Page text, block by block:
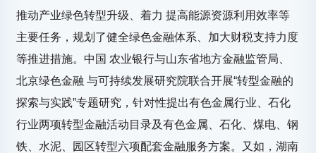
推动产业绿色转型升级、着力 提高能源资源利用效率等
主要任务，规划了健全绿色金融体系、加大财税支持力度
等推进措施。中国 农业银行与山东省地方金融监管局、
北京绿色金融 与可持续发展研究院联合开展“转型金融的
探索与实践”专题研究，针对性提出有色金属行业、石化
行业两项转型金融活动目录及有色金属、石化、煤电、钢
铁、水泥、园区转型六项配套金融服务方案。又如，湖南